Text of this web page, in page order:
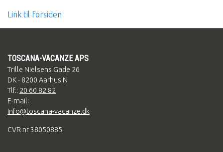
Link til forsiden
TOSCANA-VACANZE APS
Trille Nielsens Gade 26
DK - 8200 Aarhus N
Tlf.: 20 60 82 82
E-mail:
info@toscana-vacanze.dk
CVR nr 38050885